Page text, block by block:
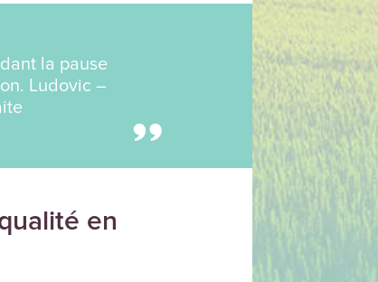
la pause
Ludovic –
en